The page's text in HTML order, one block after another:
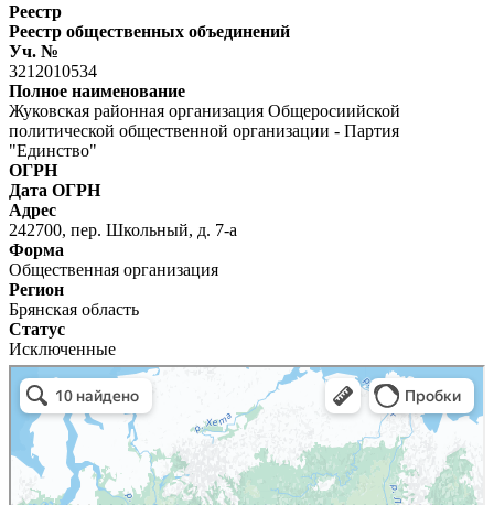
Реестр
Реестр общественных объединений
Уч. №
3212010534
Полное наименование
Жуковская районная организация Общеросиийской
политической общественной организации - Партия
"Единство"
ОГРН
Дата ОГРН
Адрес
242700, пер. Школьный, д. 7-а
Форма
Общественная организация
Регион
Брянская область
Статус
Исключенные